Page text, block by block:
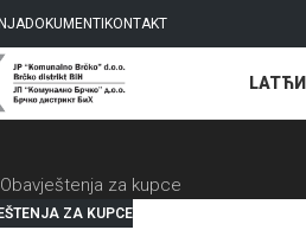
DOKUMENTI KONTAKT
LAT
Obavještenja za kupce
ZA KUPCE